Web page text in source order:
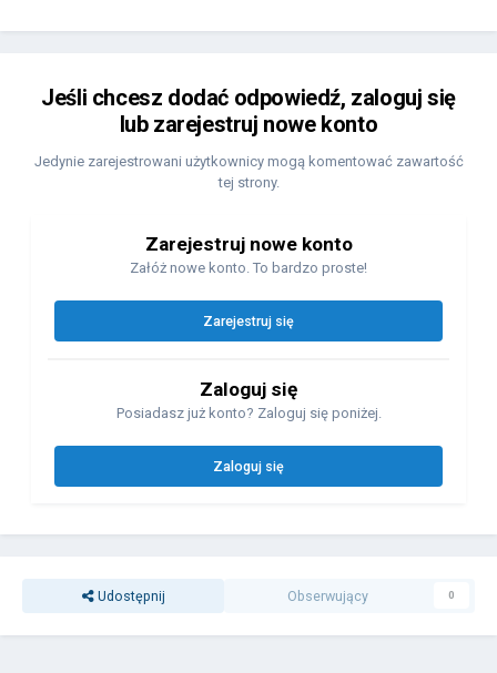
Jeśli chcesz dodać odpowiedź, zaloguj się
lub zarejestruj nowe konto
Jedynie zarejestrowani użytkownicy mogą komentować zawartość
tej strony.
Zarejestruj nowe konto
Załóż nowe konto. To bardzo proste!
Zarejestruj się
Zaloguj się
Posiadasz już konto? Zaloguj się poniżej.
Zaloguj się
Udostępnij Obserwujący 0